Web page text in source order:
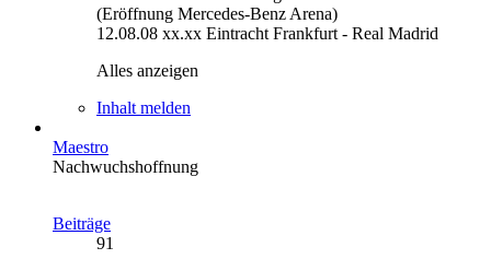
(Eröffnung Mercedes-Benz Arena)
12.08.08 xx.xx Eintracht Frankfurt - Real Madrid
Alles anzeigen
Inhalt melden
Maestro
Nachwuchshoffnung
Beiträge
91